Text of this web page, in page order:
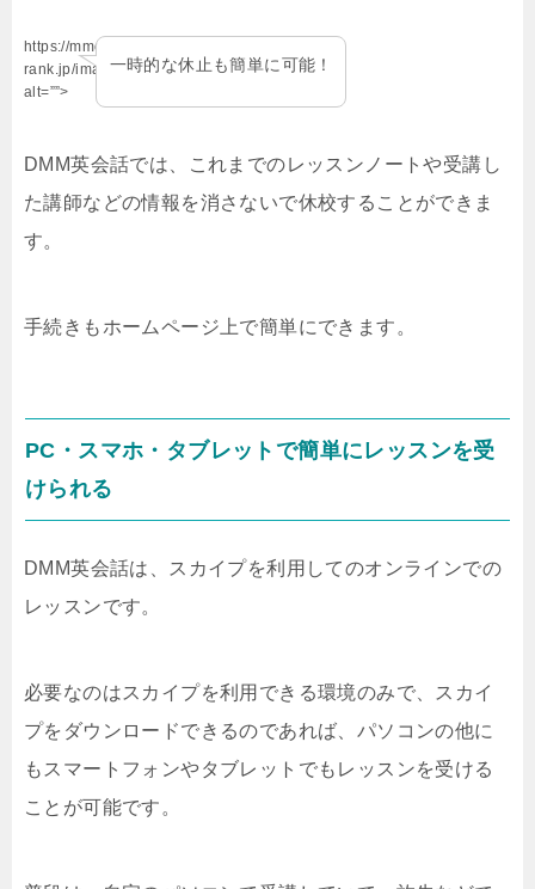
https://mmo-
rank.jp/images/point.jpg”
alt=””>
一時的な休止も簡単に可能！
DMM英会話では、これまでのレッスンノートや受講し
た講師などの情報を消さないで休校することができま
す。
手続きもホームページ上で簡単にできます。
PC・スマホ・タブレットで簡単にレッスンを受
けられる
DMM英会話は、スカイプを利用してのオンラインでの
レッスンです。
必要なのはスカイプを利用できる環境のみで、スカイ
プをダウンロードできるのであれば、パソコンの他に
もスマートフォンやタブレットでもレッスンを受ける
ことが可能です。